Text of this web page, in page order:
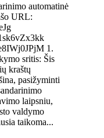
automatinė
URL:
1.
sritis: Šis
kraštų
pasižyminti
laipsniu,
valdymo
taikoma...